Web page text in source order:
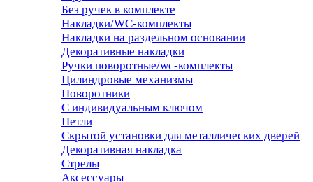
Без ручек в комплекте
Накладки/WC-комплекты
Накладки на раздельном основании
Декоративные накладки
Ручки поворотные/wc-комплекты
Цилиндровые механизмы
Поворотники
С индивидуальным ключом
Петли
Скрытой установки для металлических дверей
Декоративная накладка
Стрелы
Аксессуары